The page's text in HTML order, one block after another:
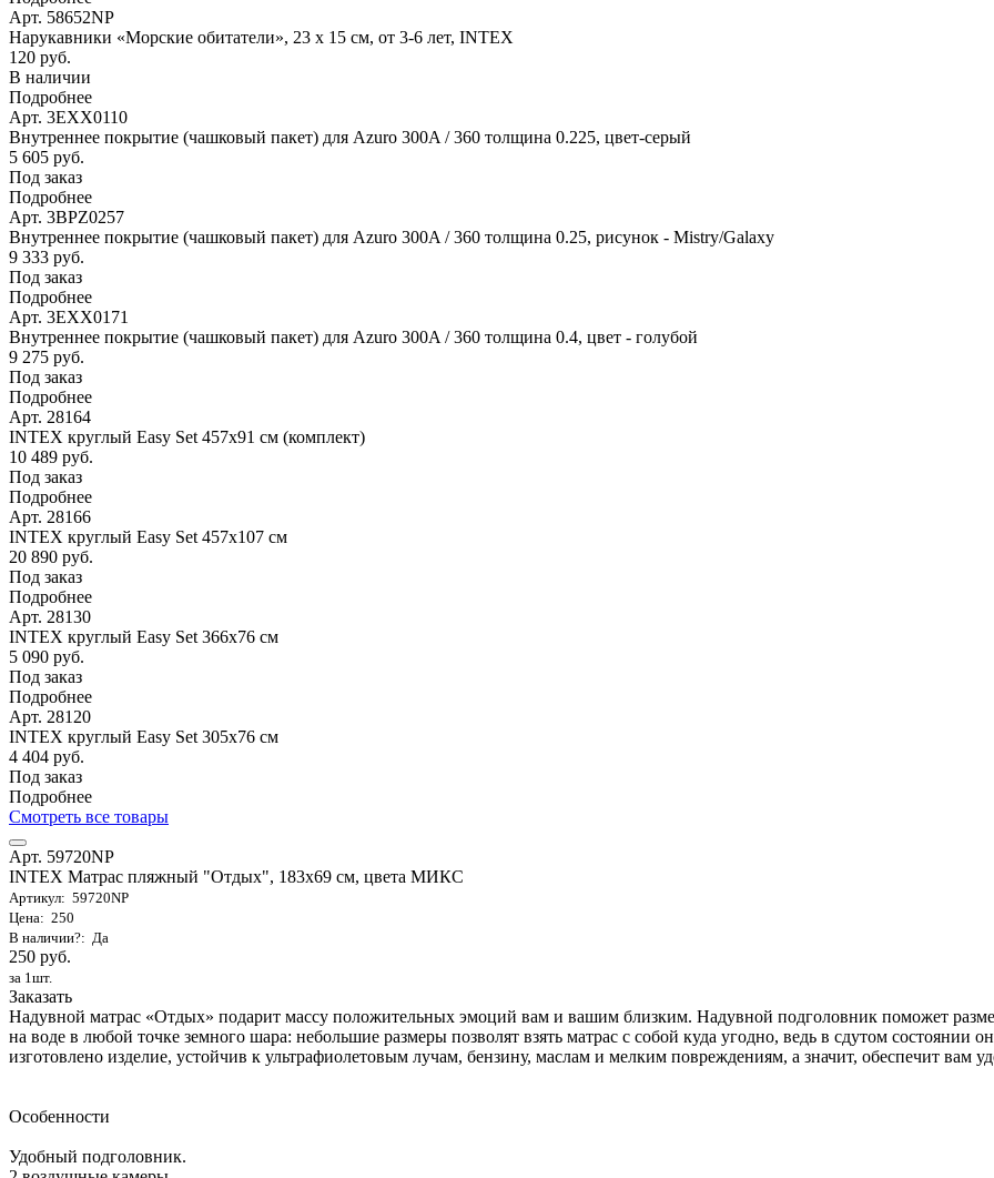
Арт. 58652NP
Нарукавники «Морские обитатели», 23 х 15 см, от 3-6 лет, INTEX
120 руб.
В наличии
Подробнее
Арт. 3EXX0110
Внутреннее покрытие (чашковый пакет) для Azuro 300A / 360 толщина 0.225, цвет-серый
5 605 руб.
Под заказ
Подробнее
Арт. 3BPZ0257
Внутреннее покрытие (чашковый пакет) для Azuro 300A / 360 толщина 0.25, рисунок - Mistry/Galaxy
9 333 руб.
Под заказ
Подробнее
Арт. 3EXX0171
Внутреннее покрытие (чашковый пакет) для Azuro 300A / 360 толщина 0.4, цвет - голубой
9 275 руб.
Под заказ
Подробнее
Арт. 28164
INTEX круглый Easy Set 457х91 см (комплект)
10 489 руб.
Под заказ
Подробнее
Арт. 28166
INTEX круглый Easy Set 457х107 см
20 890 руб.
Под заказ
Подробнее
Арт. 28130
INTEX круглый Easy Set 366х76 см
5 090 руб.
Под заказ
Подробнее
Арт. 28120
INTEX круглый Easy Set 305х76 см
4 404 руб.
Под заказ
Подробнее
Смотреть все товары
Арт. 59720NP
INTEX Матрас пляжный "Отдых", 183х69 см, цвета МИКС
Артикул: 59720NP
Цена: 250
В наличии?: Да
250 руб.
за 1шт.
Заказать
Надувной матрас «Отдых» подарит массу положительных эмоций вам и вашим близким. Надувной подголовник поможет
на воде в любой точке земного шара: небольшие размеры позволят взять матрас с собой куда угодно, ведь в сдутом состоянии
изготовлено изделие, устойчив к ультрафиолетовым лучам, бензину, маслам и мелким повреждениям, а значит, обеспечит вам
Особенности
Удобный подголовник.